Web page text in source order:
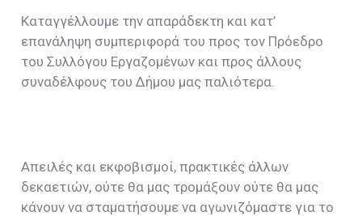
Καταγγέλλουμε την απαράδεκτη και κατ’
επανάληψη συμπεριφορά του προς τον Πρόεδρο
του Συλλόγου Εργαζομένων και προς άλλους
συναδέλφους του Δήμου μας παλιότερα.
Απειλές και εκφοβισμοί, πρακτικές άλλων
δεκαετιών, ούτε θα μας τρομάξουν ούτε θα μας
κάνουν να σταματήσουμε να αγωνιζόμαστε για το